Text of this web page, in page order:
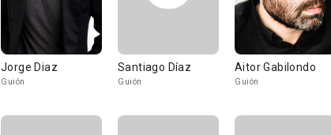
Jorge Diaz
Guión
Santiago Díaz
Guión
Aitor Gabilondo
Guión